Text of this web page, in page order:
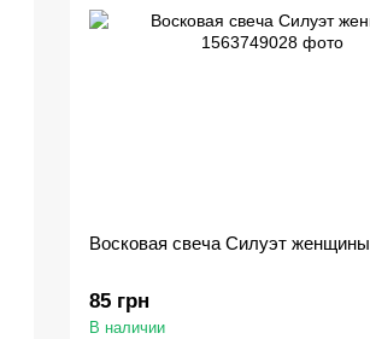
Восковая свеча Силуэт женщины
85 грн
В наличии